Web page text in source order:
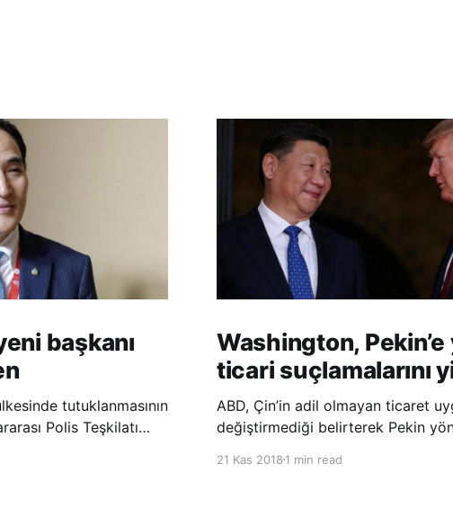
başkanı
tutuklanmasının
Polis Teşkilatı
Genel Kurulu’nun
Washington,
ticari suçlamalarını
ABD, Çin’in adil olmayan ticaret
değiştirmediği belirterek Pekin
Temsilciliği’nin Çin’in fikri mülkiyet
21 Kas 20181 min read